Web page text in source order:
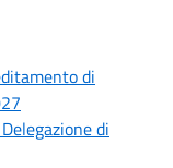
di
di